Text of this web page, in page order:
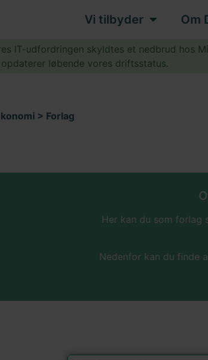
Vi tilbyder Om
IT-udfordringen skyldtes et nedbrud hos
løbende vores driftsstatus.
> Forlag
Her kan du som forlag
Nedenfor kan du finde